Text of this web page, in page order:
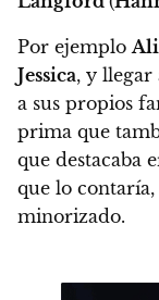
Por ejemplo
Jessica, y llegar
a sus propios
prima que
que destacaba
que lo contaría,
minorizado.